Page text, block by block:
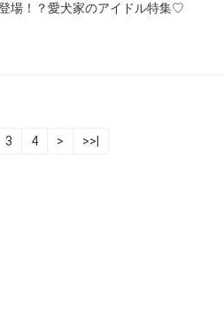
場！？愛犬家のアイドル特集♡
3 4 > >>|